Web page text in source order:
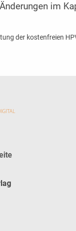
im
der kostenfreien